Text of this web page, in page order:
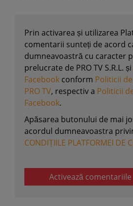
Prin activarea și utilizarea
comentarii sunteți de acord
dumneavoastră cu caracter
prelucrate de PRO TV S.R.L. și
Facebook conform Politicii
PRO TV, respectiv a Politicii
Facebook.
Apăsarea butonului de mai
acordul dumneavoastra
CONDIȚIILE PLATFORMEI DE
Activează comentariile